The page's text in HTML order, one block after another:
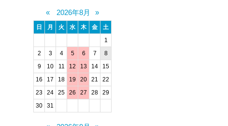
« 2026年8月 »
日 月 火 水 木 金
土
1
2
3 4 5 6 7
8
9
10 11 12 13 14
15
16
17 18 19 20 21
22
23
24 25 26 27 28
29
30
31